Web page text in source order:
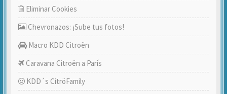
Eliminar Cookies
Chevronazos: ¡Sube tus fotos!
Macro KDD Citroën
Caravana Citroën a París
KDD´s CitröFamily